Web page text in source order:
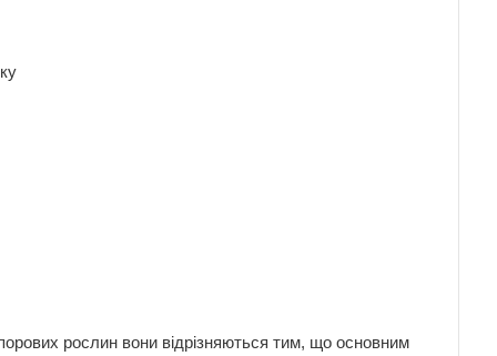
рослин вони відрізняються тим, що основним